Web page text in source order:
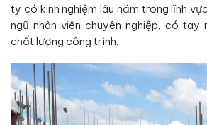
ty có kinh nghiệm lâu năm trong lĩnh
ngũ nhân viên chuyên nghiệp, có tay
chất lượng công trình.